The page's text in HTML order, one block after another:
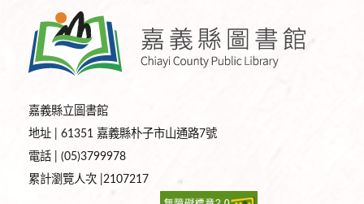
嘉義縣立圖書館
地址 | 61351 嘉義縣朴子市山通路7號
電話 | (05)3799978
累計瀏覽人次 |2107217